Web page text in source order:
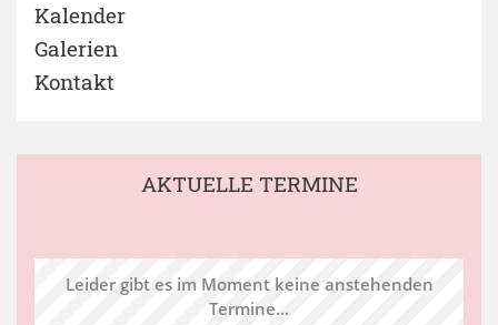
Kalender
Galerien
Kontakt
AKTUELLE TERMINE
Leider gibt es im Moment keine anstehenden
Termine...